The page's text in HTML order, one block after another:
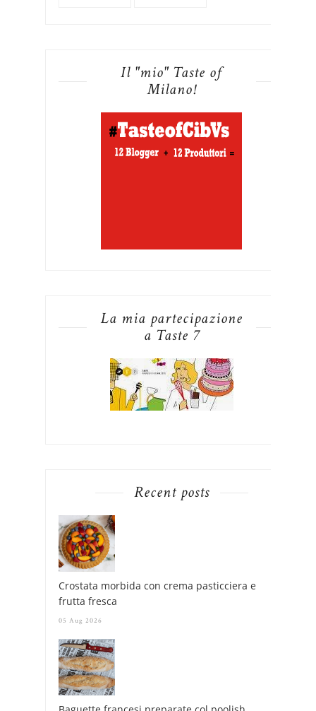
Il "mio" Taste of
Milano!
La mia partecipazione
a Taste 7
Recent posts
Crostata morbida con crema pasticciera e
frutta fresca
05 Aug 2026